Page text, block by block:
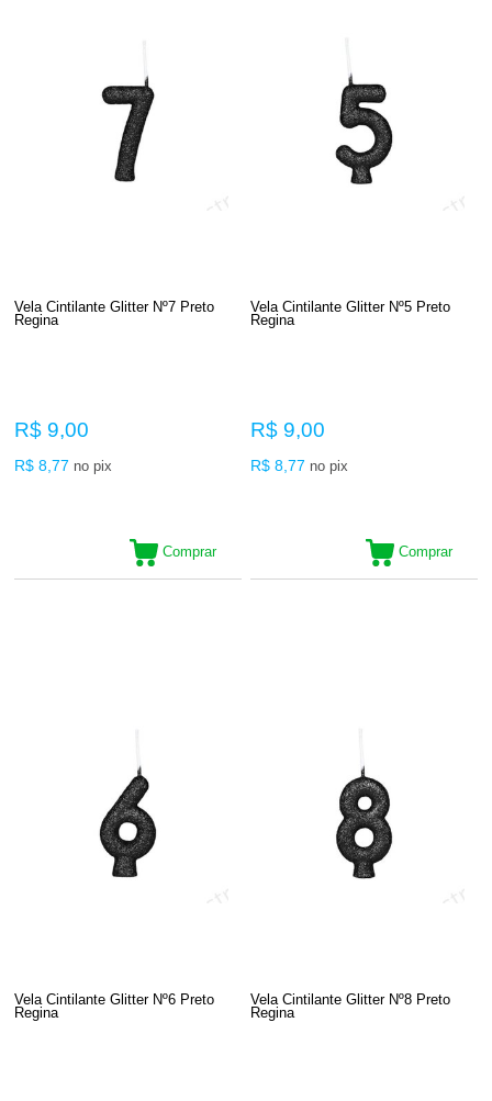
Vela Cintilante Glitter Nº7 Preto
Regina
R$ 9,00
R$ 8,77 no pix
Comprar
Vela Cintilante Glitter Nº5 Preto
Regina
R$ 9,00
R$ 8,77 no pix
Comprar
Vela Cintilante Glitter Nº6 Preto
Regina
Vela Cintilante Glitter Nº8 Preto
Regina